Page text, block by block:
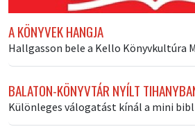
A KÖNYVEK HANGJA
Hallgasson bele a Kello Könyvkultúra
BALATON-KÖNYVTÁR NYÍLT
Különleges válogatást kínál a mini